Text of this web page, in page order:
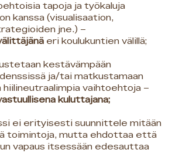
tapoja ja työkaluja
kanssa (visualisaation,
jne.) –
eri koulukuntien välillä;
kestävämpään
ja/tai matkustamaan
vaihtoehtoja –
kuluttajana;
ei erityisesti suunnittele mitään
toimintoja, mutta ehdottaa että
vapaus itsessään edesauttaa